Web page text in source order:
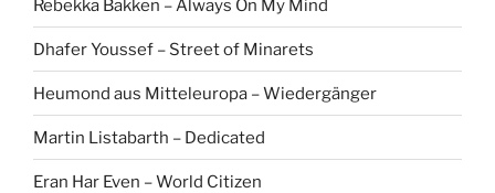
Rebekka Bakken – Always On My Mind
Dhafer Youssef – Street of Minarets
Heumond aus Mitteleuropa – Wiedergänger
Martin Listabarth – Dedicated
Eran Har Even – World Citizen